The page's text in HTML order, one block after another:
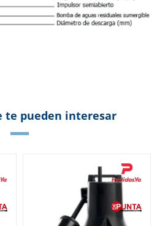
te pueden interesar